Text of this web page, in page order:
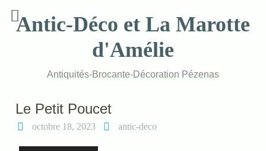
contentAntic-Déco et La Marotte
d'Amélie
Antiquités-Brocante-Décoration Pézenas
Le Petit Poucet
octobre 18, 2023 antic-deco